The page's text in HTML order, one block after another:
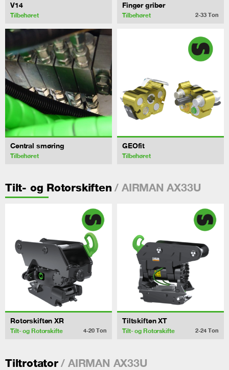
V14
Tilbehøret
Finger griber
Tilbehøret 2-33 Ton
Central smøring
Tilbehøret
GEOfit
Tilbehøret
Tilt- og Rotorskiften / AIRMAN AX33U
Rotorskiften XR
Tilt- og Rotorskifte 4-20 Ton
Tiltskiften XT
Tilt- og Rotorskifte 2-24 Ton
Tiltrotator/ AIRMAN AX33U